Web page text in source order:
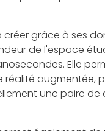
créer grâce à ses
de l'espace
Elle
augmentée,
une paire de